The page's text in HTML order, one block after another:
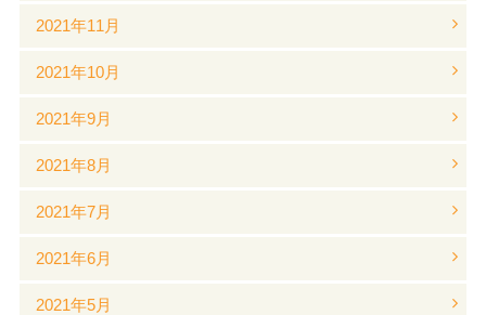
2021年11月
2021年10月
2021年9月
2021年8月
2021年7月
2021年6月
2021年5月